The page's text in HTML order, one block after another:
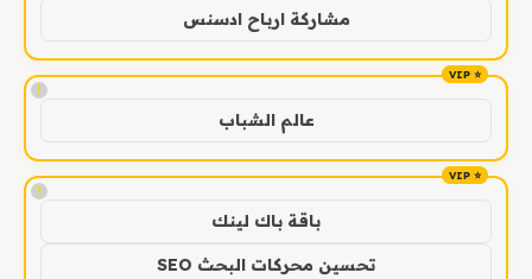
مشاركة ارباح ادسنس
!
عالم الشباب
!
باقة باك لينك
تحسين محركات البحث SEO